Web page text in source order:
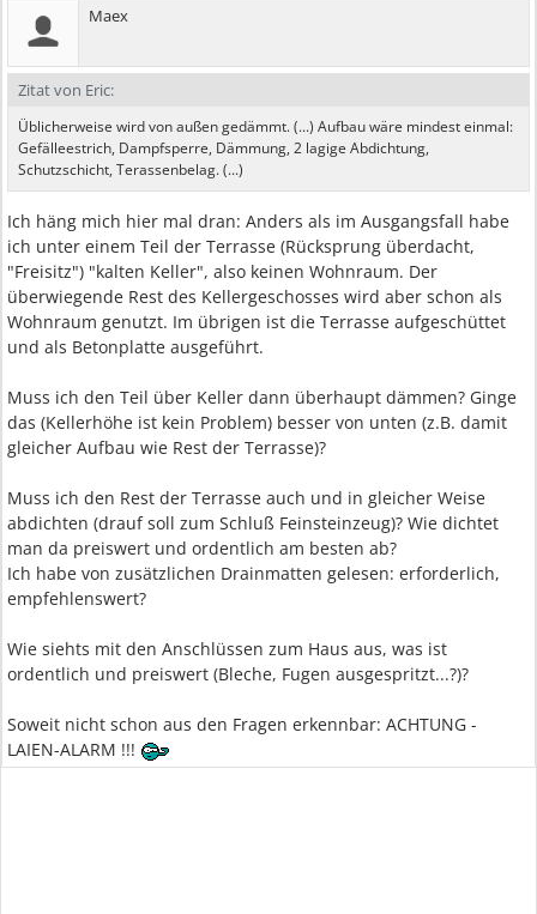
Maex
Zitat von Eric:
Üblicherweise wird von außen gedämmt. (...) Aufbau wäre mindest einmal:
Gefälleestrich, Dampfsperre, Dämmung, 2 lagige Abdichtung,
Schutzschicht, Terassenbelag. (...)
Ich häng mich hier mal dran: Anders als im Ausgangsfall habe
ich unter einem Teil der Terrasse (Rücksprung überdacht,
"Freisitz") "kalten Keller", also keinen Wohnraum. Der
überwiegende Rest des Kellergeschosses wird aber schon als
Wohnraum genutzt. Im übrigen ist die Terrasse aufgeschüttet
und als Betonplatte ausgeführt.
Muss ich den Teil über Keller dann überhaupt dämmen? Ginge
das (Kellerhöhe ist kein Problem) besser von unten (z.B. damit
gleicher Aufbau wie Rest der Terrasse)?
Muss ich den Rest der Terrasse auch und in gleicher Weise
abdichten (drauf soll zum Schluß Feinsteinzeug)? Wie dichtet
man da preiswert und ordentlich am besten ab?
Ich habe von zusätzlichen Drainmatten gelesen: erforderlich,
empfehlenswert?
Wie siehts mit den Anschlüssen zum Haus aus, was ist
ordentlich und preiswert (Bleche, Fugen ausgespritzt...?)?
Soweit nicht schon aus den Fragen erkennbar: ACHTUNG -
LAIEN-ALARM !!!